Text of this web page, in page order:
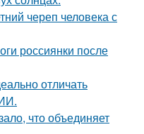
череп человека с
россиянки после
отличать
что объединяет